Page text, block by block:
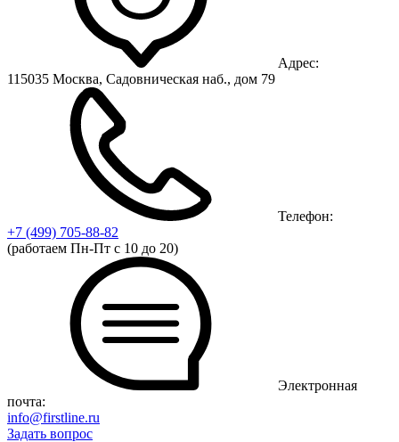
Адрес:
115035 Москва, Садовническая наб., дом 79
Телефон:
+7 (499) 705-88-82
(работаем Пн-Пт с 10 до 20)
Электронная
почта:
info@firstline.ru
Задать вопрос